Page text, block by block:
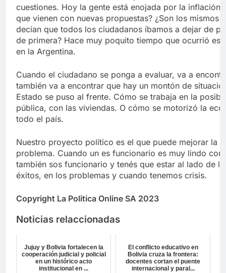
cuestiones. Hoy la gente está enojada por la
que vienen con nuevas propuestas? ¿Son los
decían que todos los ciudadanos íbamos a dejar de
de primera? Hace muy poquito tiempo que ocurrió
en la Argentina.
Cuando el ciudadano se ponga a evaluar, va a
también va a encontrar que hay un montón de
Estado se puso al frente. Cómo se trabaja en la
pública, con las viviendas. O cómo se motorizó la
todo el país.
Nuestro proyecto político es el que puede mejorar la
problema. Cuando un es funcionario es muy lindo
también sos funcionario y tenés que estar al lado de
éxitos, en los problemas y cuando tenemos crisis.
Copyright La Politica Online SA 2023
Noticias relaccionadas
Jujuy y Bolivia fortalecen la
cooperación judicial y policial
en un histórico acto
institucional en ...
El conflicto educativo en
Bolivia cruza la frontera:
docentes cortan el puente
internacional y paral...